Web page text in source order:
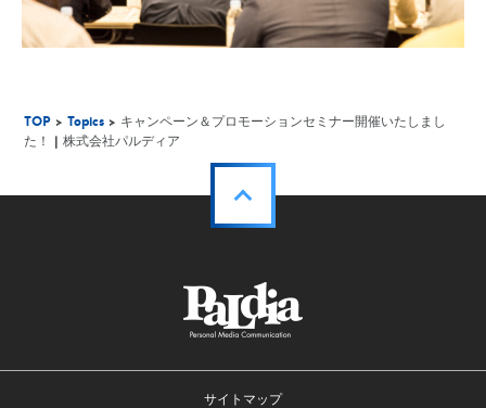
TOP >Topics > キャンペーン＆プロモーションセミナー開催いたしまし
た！ | 株式会社パルディア
サイトマップ